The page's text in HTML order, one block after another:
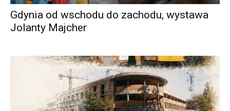
Gdynia od wschodu do zachodu, wystawa
Jolanty Majcher